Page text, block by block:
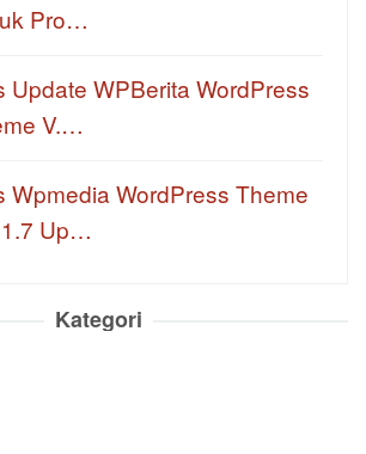
Pro…
Update WPBerita WordPress
V.…
Wpmedia WordPress Theme
Up…
Kategori